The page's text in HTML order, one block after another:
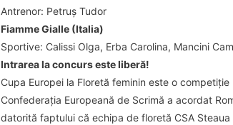
Antrenor: Petruş Tudor
Fiamme Gialle (Italia)
Sportive: Calissi Olga, Erba Carolina, Mancini
Intrarea la concurs este liberă!
Cupa Europei la Floretă feminin este o
Confederația Europeană de Scrimă a acordat
datorită faptului că echipa de floretă CSA